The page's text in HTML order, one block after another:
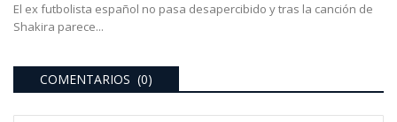
El ex futbolista español no pasa desapercibido y tras la canción de
Shakira parece...
COMENTARIOS (0)